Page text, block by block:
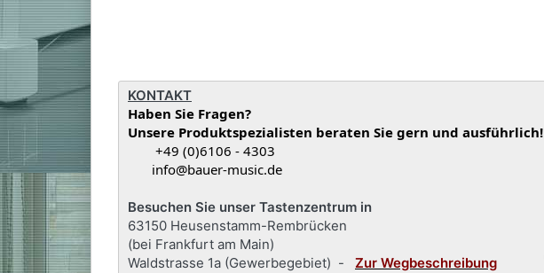
KONTAKT
Haben Sie Fragen?
Unsere Produktspezialisten beraten Sie gern und ausführlich!
+49 (0)6106 - 4303
info@bauer-music.de
Besuchen Sie unser Tastenzentrum in
63150 Heusenstamm-Rembrücken
(bei Frankfurt am Main)
Waldstrasse 1a (Gewerbegebiet) - Zur Wegbeschreibung